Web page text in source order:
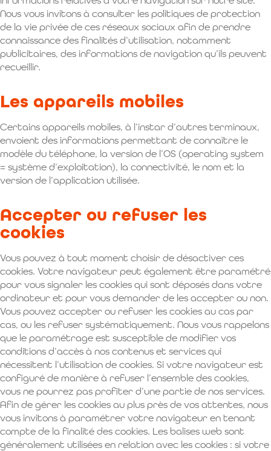
Nous vous invitons à consulter les politiques de protection
de la vie privée de ces réseaux sociaux afin de prendre
connaissance des finalités d’utilisation, notamment
publicitaires, des informations de navigation qu’ils peuvent
recueillir.
Les appareils mobiles
Certains appareils mobiles, à l’instar d’autres terminaux,
envoient des informations permettant de connaître le
modèle du téléphone, la version de l’OS (operating system
= système d’exploitation), la connectivité, le nom et la
version de l’application utilisée.
Accepter ou refuser les
cookies
Vous pouvez à tout moment choisir de désactiver ces
cookies. Votre navigateur peut également être paramétré
pour vous signaler les cookies qui sont déposés dans votre
ordinateur et pour vous demander de les accepter ou non.
Vous pouvez accepter ou refuser les cookies au cas par
cas, ou les refuser systématiquement. Nous vous rappelons
que le paramétrage est susceptible de modifier vos
conditions d’accès à nos contenus et services qui
nécessitent l’utilisation de cookies. Si votre navigateur est
configuré de manière à refuser l’ensemble des cookies,
vous ne pourrez pas profiter d’une partie de nos services.
Afin de gérer les cookies au plus près de vos attentes, nous
vous invitons à paramétrer votre navigateur en tenant
compte de la finalité des cookies. Les balises web sont
généralement utilisées en relation avec les cookies : si votre